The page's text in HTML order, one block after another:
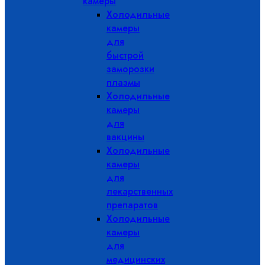
Холодильные
камеры
для
быстрой
заморозки
плазмы
Холодильные
камеры
для
вакцины
Холодильные
камеры
для
лекарственных
препаратов
Холодильные
камеры
для
медицинских